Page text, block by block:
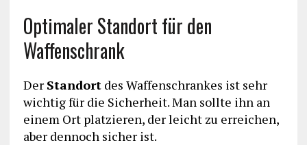
Optimaler Standort für den
Waffenschrank
Der Standortdes Waffenschrankes ist sehr
wichtig für die Sicherheit. Man sollte ihn an
einem Ort platzieren, der leicht zu erreichen,
aber dennoch sicher ist.